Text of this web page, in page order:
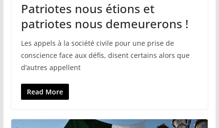
Patriotes nous étions et
patriotes nous demeurerons !
Les appels à la société civile pour une prise de
conscience face aux défis, disent certains alors que
d’autres appellent
Read More